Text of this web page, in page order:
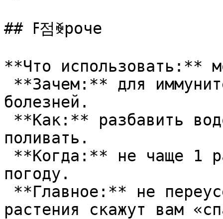
## ߓ점ꐾроче
**Что использовать:**
болезней.
поливать.
погоду.
растения скажут вам